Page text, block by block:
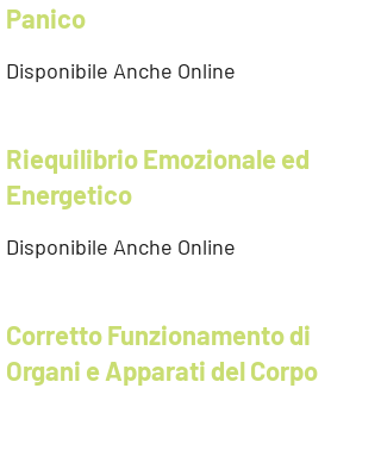
Panico
Disponibile Anche Online
Riequilibrio Emozionale ed
Energetico
Disponibile Anche Online
Corretto Funzionamento di
Organi e Apparati del Corpo